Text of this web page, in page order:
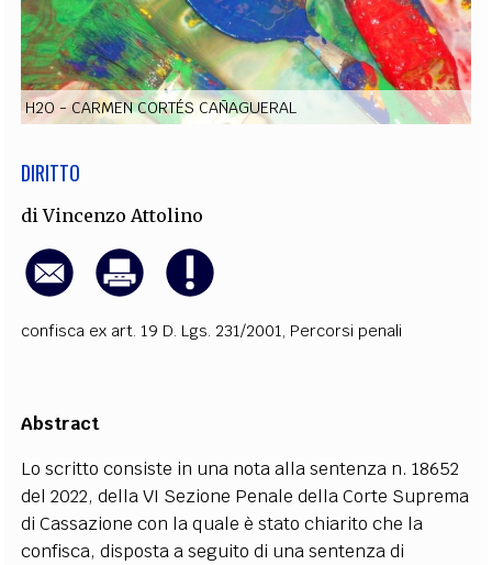
H2O - CARMEN CORTÉS CAÑAGUERAL
DIRITTO
diVincenzo Attolino
confisca ex art. 19 D. Lgs. 231/2001, Percorsi penali
Abstract
Lo scritto consiste in una nota alla sentenza n. 18652
del 2022, della VI Sezione Penale della Corte Suprema
di Cassazione con la quale è stato chiarito che la
confisca, disposta a seguito di una sentenza di